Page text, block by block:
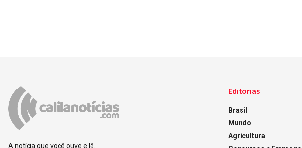
A notícia que você ouve e lê.
Editorias
Brasil
Mundo
Agricultura